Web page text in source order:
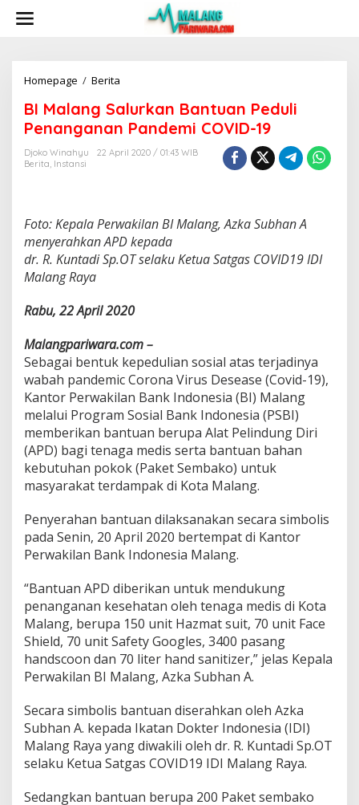
Homepage / Berita
M
a
l
a
l
u
r
k
B
n
t
u
a
n
P
e
d
u
l
i
e
n
a
n
a
n
a
P
a
n
m
i
C
O
V
BI Malang Salurkan Bantuan Peduli
Penanganan Pandemi COVID-19
Djoko Winahyu
22 April 2020 / 01:43 WIB
Berita, Instansi
Foto: Kepala Perwakilan BI Malang, Azka Subhan A
menyerahkan APD kepada
dr. R. Kuntadi Sp.OT selaku Ketua Satgas COVID19 IDI
Malang Raya
Rabu, 22 April 2020
Malangpariwara.com –
Sebagai bentuk kepedulian sosial atas terjadinya
wabah pandemic Corona Virus Desease (Covid-19),
Kantor Perwakilan Bank Indonesia (BI) Malang
melalui Program Sosial Bank Indonesia (PSBI)
memberikan bantuan berupa Alat Pelindung Diri
(APD) bagi tenaga medis serta bantuan bahan
kebutuhan pokok (Paket Sembako) untuk
masyarakat terdampak di Kota Malang.
Penyerahan bantuan dilaksanakan secara simbolis
pada Senin, 20 April 2020 bertempat di Kantor
Perwakilan Bank Indonesia Malang.
“Bantuan APD diberikan untuk mendukung
penanganan kesehatan oleh tenaga medis di Kota
Malang, berupa 150 unit Hazmat suit, 70 unit Face
Shield, 70 unit Safety Googles, 3400 pasang
handscoon dan 70 liter hand sanitizer,” jelas Kepala
Perwakilan BI Malang, Azka Subhan A.
Secara simbolis bantuan diserahkan oleh Azka
Subhan A. kepada Ikatan Dokter Indonesia (IDI)
Malang Raya yang diwakili oleh dr. R. Kuntadi Sp.OT
selaku Ketua Satgas COVID19 IDI Malang Raya.
Sedangkan bantuan berupa 200 Paket sembako